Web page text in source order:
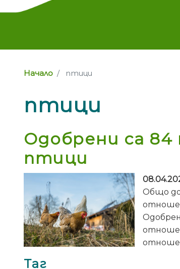
Начало птици
птици
Одобрени са 84
птици
Общо до
Таг